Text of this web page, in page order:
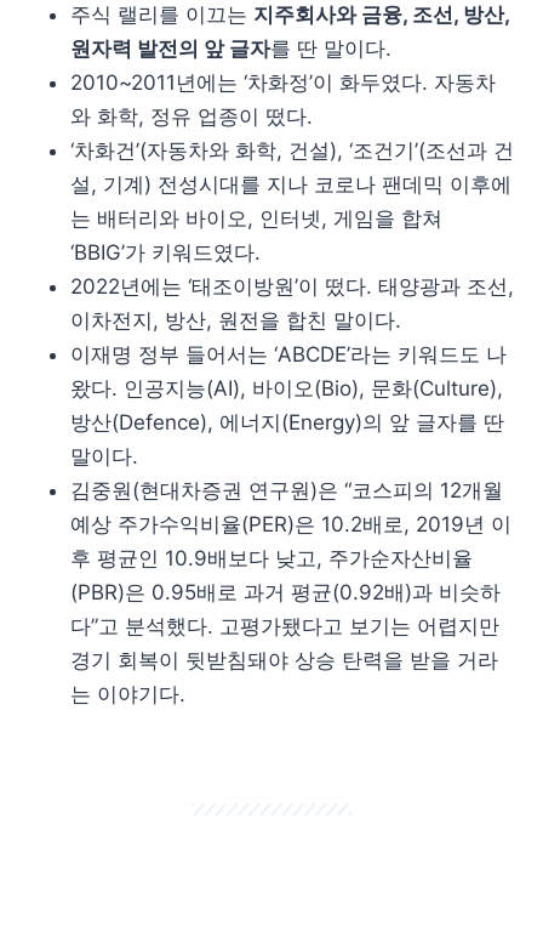
주식 랠리를 이끄는 지주회사와 금융, 조선, 방산,
원자력 발전의 앞 글자를 딴 말이다.
2010~2011년에는 ‘차화정’이 화두였다. 자동차
와 화학, 정유 업종이 떴다.
‘차화건’(자동차와 화학, 건설), ‘조건기’(조선과 건
설, 기계) 전성시대를 지나 코로나 팬데믹 이후에
는 배터리와 바이오, 인터넷, 게임을 합쳐
‘BBIG’가 키워드였다.
2022년에는 ‘태조이방원’이 떴다. 태양광과 조선,
이차전지, 방산, 원전을 합친 말이다.
이재명 정부 들어서는 ‘ABCDE’라는 키워드도 나
왔다. 인공지능(AI), 바이오(Bio), 문화(Culture),
방산(Defence), 에너지(Energy)의 앞 글자를 딴
말이다.
김중원(현대차증권 연구원)은 “코스피의 12개월
예상 주가수익비율(PER)은 10.2배로, 2019년 이
후 평균인 10.9배보다 낮고, 주가순자산비율
(PBR)은 0.95배로 과거 평균(0.92배)과 비슷하
다”고 분석했다. 고평가됐다고 보기는 어렵지만
경기 회복이 뒷받침돼야 상승 탄력을 받을 거라
는 이야기다.